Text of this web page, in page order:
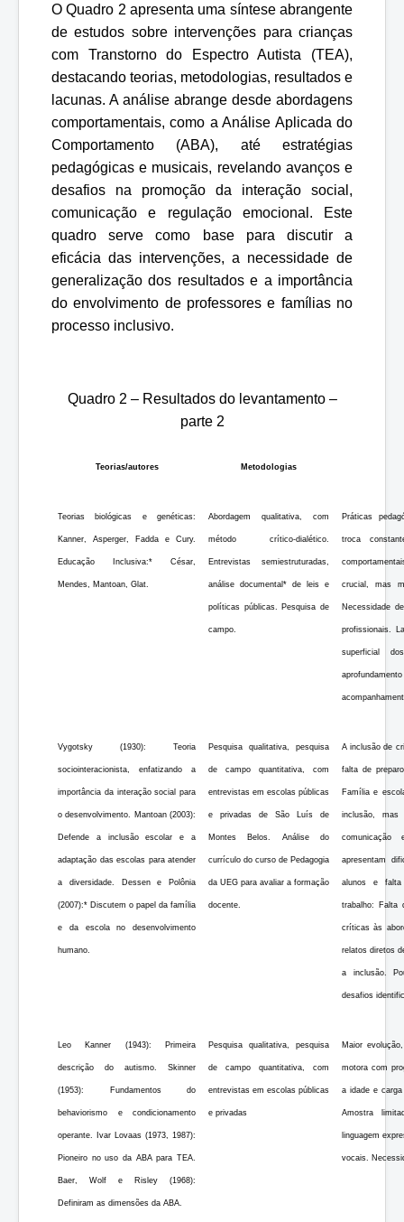
O Quadro 2 apresenta uma síntese abrangente
de estudos sobre intervenções para crianças
com Transtorno do Espectro Autista (TEA),
destacando teorias, metodologias, resultados e
lacunas. A análise abrange desde abordagens
comportamentais, como a Análise Aplicada do
Comportamento (ABA), até estratégias
pedagógicas e musicais, revelando avanços e
desafios na promoção da interação social,
comunicação e regulação emocional. Este
quadro serve como base para discutir a
eficácia das intervenções, a necessidade de
generalização dos resultados e a importância
do envolvimento de professores e famílias no
processo inclusivo.
Quadro 2 – Resultados do levantamento –
parte 2
Teorias/autores Metodologias
Teorias biológicas e genéticas:
Kanner, Asperger, Fadda e Cury.
Educação Inclusiva:* César,
Mendes, Mantoan, Glat.
Abordagem qualitativa, com
método crítico-dialético.
Entrevistas semiestruturadas,
análise documental* de leis e
políticas públicas. Pesquisa de
campo.
Práticas
troca
crucial, mas
Necessidade
profissionais.
superficial
Vygotsky (1930): Teoria
sociointeracionista, enfatizando a
importância da interação social para
o desenvolvimento. Mantoan (2003):
Defende a inclusão escolar e a
adaptação das escolas para atender
a diversidade. Dessen e Polônia
(2007):* Discutem o papel da família
e da escola no desenvolvimento
humano.
Pesquisa qualitativa, pesquisa
de campo quantitativa, com
entrevistas em escolas públicas
e privadas de São Luís de
Montes Belos. Análise do
currículo do curso de Pedagogia
da UEG para avaliar a formação
docente.
A inclusão de
falta de
Família e
inclusão,
apresentam
alunos e falta
trabalho: Falta
críticas às
relatos diretos
a inclusão.
desafios
Leo Kanner (1943): Primeira
descrição do autismo. Skinner
(1953): Fundamentos do
behaviorismo e condicionamento
operante. Ivar Lovaas (1973, 1987):
Pioneiro no uso da ABA para TEA.
Baer, Wolf e Risley (1968):
Definiram as dimensões da ABA.
Pesquisa qualitativa, pesquisa
de campo quantitativa, com
entrevistas em escolas públicas
e privadas
Maior
motora com
a idade e
Amostra
linguagem
vocais.